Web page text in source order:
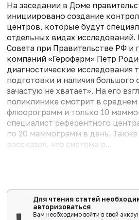
На заседании в Доме
инициировано создание
центров, которые будут
отдельных видах исследований.
Совета при Правительстве РФ и
компаний «Герофарм» Петр
диагностические исследования
подготовки и наличия большого
зачастую не хватает». На его
поликлинике смотрит в среднем
флюорограмм и только 10
специалист референтного
по 20 маммограмм в день. Также
рассказал, что система р...
Для чтения статей
авторизоваться
Вам необходимо войти в свой